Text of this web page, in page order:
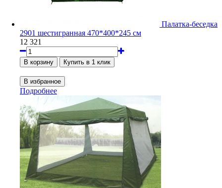
Палатка-беседка
2901 шестигранная 470*400*245 см
12 321
Подробнее